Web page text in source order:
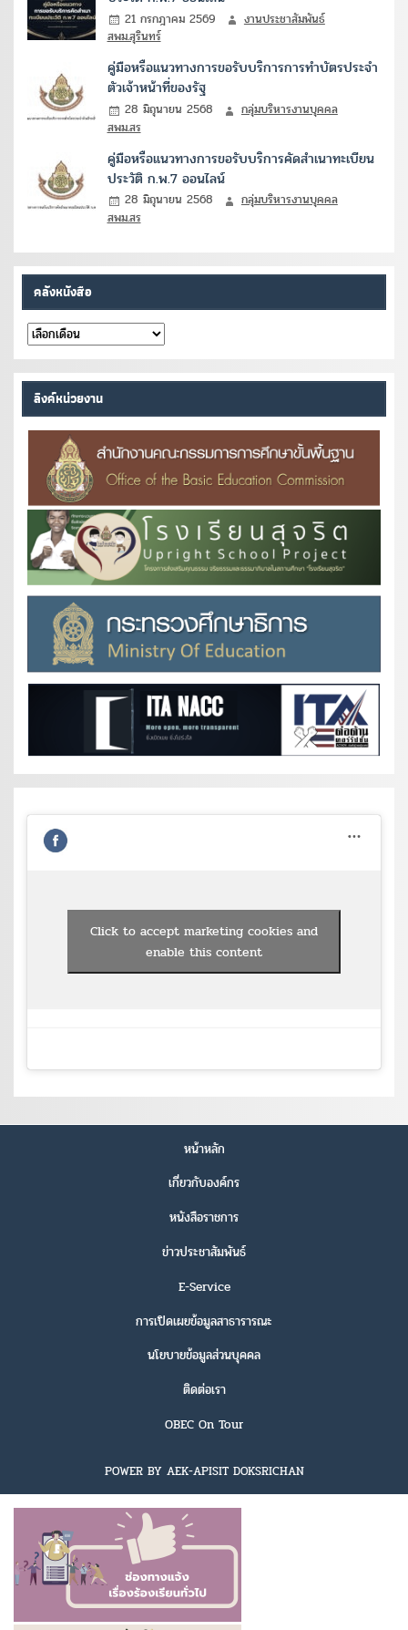
21 กรกฎาคม 2569
งานประชาสัมพันธ์
สพม.สุรินทร์
คู่มือหรือแนวทางการขอรับบริการการทำบัตรประจำ
ตัวเจ้าหน้าที่ของรัฐ
28 มิถุนายน 2568
กลุ่มบริหารงานบุคคล
สพม.สร
คู่มือหรือแนวทางการขอรับบริการคัดสำเนาทะเบียน
ประวัติ ก.พ.7 ออนไลน์
28 มิถุนายน 2568
กลุ่มบริหารงานบุคคล
สพม.สร
คลังหนังสือ
คลัง
หนังสือ
ลิงค์หน่วยงาน
Click to accept marketing cookies and
enable this content
หน้าหลัก
เกี่ยวกับองค์กร
หนังสือราชการ
ข่าวประชาสัมพันธ์
E-Service
การเปิดเผยข้อมูลสาธารารณะ
นโยบายข้อมูลส่วนบุคคล
ติดต่อเรา
OBEC On Tour
POWER BY AEK-APISIT DOKSRICHAN